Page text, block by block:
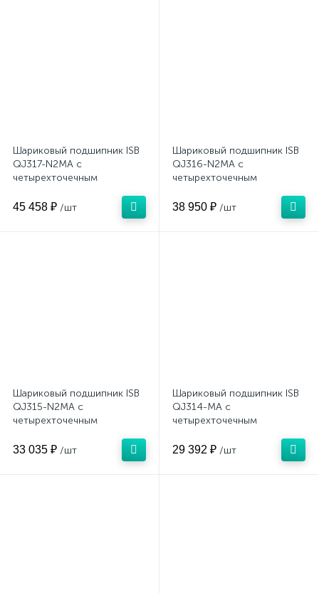
Шариковый подшипник ISB
QJ317-N2MA с
четырехточечным
45 458 ₽ /шт
Шариковый подшипник ISB
QJ316-N2MA с
четырехточечным
38 950 ₽ /шт
Шариковый подшипник ISB
QJ315-N2MA с
четырехточечным
33 035 ₽ /шт
Шариковый подшипник ISB
QJ314-MA с
четырехточечным
29 392 ₽ /шт